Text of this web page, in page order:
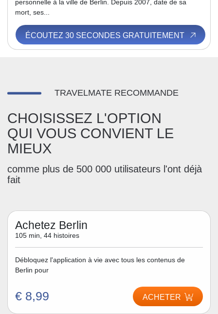
personnelle à la ville de Berlin. Depuis 2007, date de sa
mort, ses...
ÉCOUTEZ 30 SECONDES GRATUITEMENT
TRAVELMATE RECOMMANDE
CHOISISSEZ L'OPTION
QUI VOUS CONVIENT LE
MIEUX
comme plus de 500 000 utilisateurs l'ont déjà
fait
Achetez Berlin
105 min, 44 histoires
Débloquez l'application à vie avec tous les contenus de
Berlin pour
€ 8,99 ACHETER